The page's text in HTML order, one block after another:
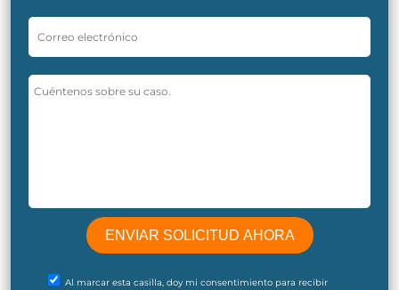
Al marcar esta casilla, doy mi consentimiento para recibir